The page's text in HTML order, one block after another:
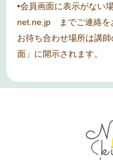
•会員画面に表示がない
net.ne.jp までご連絡を
お待ち合わせ場所は講
面」に開示されます。